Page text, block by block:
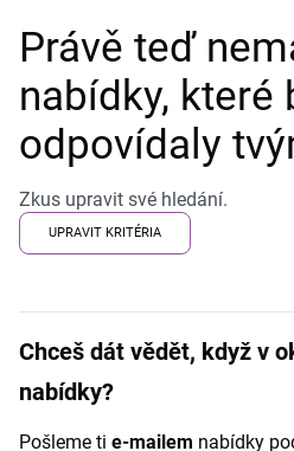
Právě teď
nabídky, které
odpovídaly
Zkus upravit své hledání.
UPRAVIT KRITÉRIA
Chceš dát vědět, když v
nabídky?
Pošleme ti e-mailem nabídky